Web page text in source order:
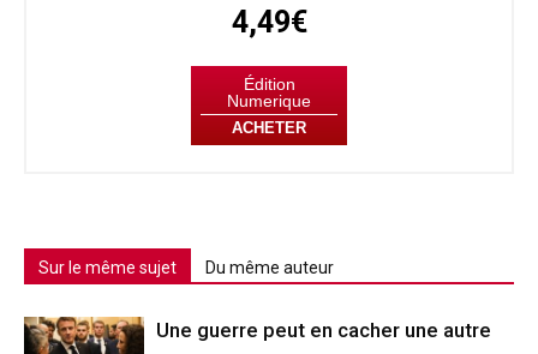
4,49€
Édition
Numerique
ACHETER
Sur le même sujet Du même auteur
Une guerre peut en cacher une autre